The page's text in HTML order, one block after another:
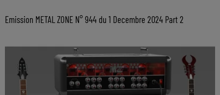
Emission METAL ZONE N° 944 du 1 Decembre 2024 Part 2